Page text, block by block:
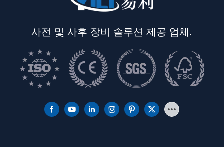
사전 및 사후 장비 솔루션 제공 업체.